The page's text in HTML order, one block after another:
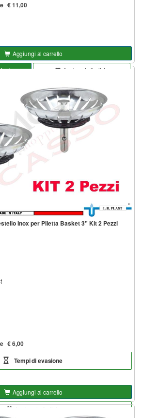
€ 11,00
Aggiungi al carrello
Aggiungi alla lista
Inox per Piletta Basket 3" Kit 2 Pezzi
€ 6,00
Tempi di evasione
Aggiungi al carrello
Aggiungi alla lista